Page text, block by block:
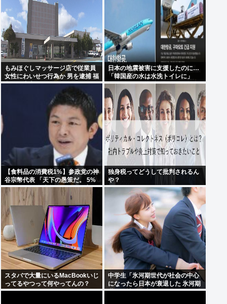
もみほぐしマッサージ店で従業員
女性にわいせつ行為か 男を逮捕 福
島・郡山市
日本の地震被害に支援したのに…
「韓国産の水は水洗トイレに」
【食料品の消費税1%】参政党の神
谷宗幣代表 「天下の愚策だ。 5%
くらいの一律減税でないと経済の
後押しにならない」
独身税ってどうして批判されるん
や？
スタバで大量にいるMacBookいじ
ってるやつって何やってんの？
中学生「氷河期世代が社会の中心
になったら日本が衰退した 氷河期
世代が社会の癌！」Xで1万いいね